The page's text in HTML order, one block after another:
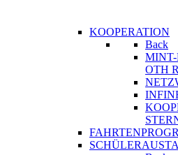
KOOPERATION
Back
OTH